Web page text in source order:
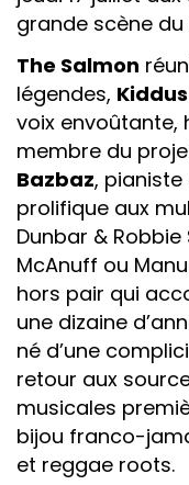
grande scène du
The Salmon
légendes,
voix envoûtante,
membre du
Bazbaz,
prolifique aux
Dunbar &
McAnuff ou
hors pair qui
une dizaine
né d’une
retour aux
musicales
bijou franco-
et reggae roots.